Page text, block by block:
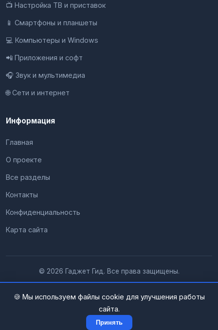
📺 Настройка ТВ и приставок
📱 Смартфоны и планшеты
💻 Компьютеры и Windows
📲 Приложения и софт
🎧 Звук и мультимедиа
🌐 Сети и интернет
Информация
Главная
О проекте
Все разделы
Контакты
Конфиденциальность
Карта сайта
© 2026 Гаджет Гид. Все права защищены.
🍪 Мы используем файлы cookie для улучшения работы
сайта.
Принять